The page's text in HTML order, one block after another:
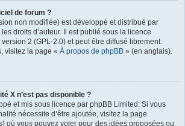
de forum ?
non modifiée) est développé et distribué par
les droits d’auteur. Il est publié sous la licence
2 (GPL-2.0) et peut être diffusé librement.
visitez la page « À propos de phpBB » (en anglais).
X n’est pas disponible ?
et mis sous licence par phpBB Limited. Si vous
nécessite d’être ajoutée, visitez la page
où vous pouvez voter pour des idées proposées ou